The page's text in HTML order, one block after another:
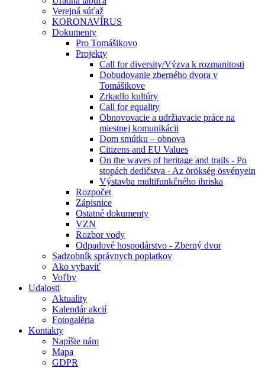
Verejná súťaž
KORONAVÍRUS
Dokumenty
Pro Tomášikovo
Projekty
Call for diversity/Výzva k rozmanitosti
Dobudovanie zberného dvora v
Tomášikove
Zrkadlo kultúry
Call for equality
Obnovovacie a udržiavacie práce na
miestnej komunikácii
Dom smútku – obnova
Citizens and EU Values
On the waves of heritage and trails - Po
stopách dedičstva - Az örökség ösvényein
Výstavba multifunkčného ihriska
Rozpočet
Zápisnice
Ostatné dokumenty
VZN
Rozbor vody
Odpadové hospodárstvo - Zberný dvor
Sadzobník správnych poplatkov
Ako vybaviť
Voľby
Udalosti
Aktuality
Kalendár akcií
Fotogaléria
Kontakty
Napíšte nám
Mapa
GDPR